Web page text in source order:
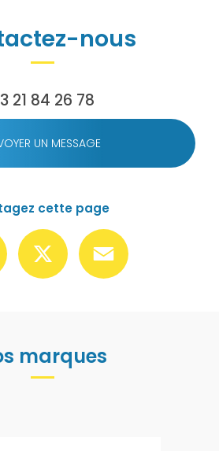
nous
21 84 26 78
UN MESSAGE
cette page
Facebook
marques